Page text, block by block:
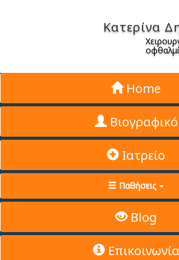
Κατερίνα
Home
Βιογραφικό
Ιατρείο
Παθήσεις
Blog
Επικοινωνία